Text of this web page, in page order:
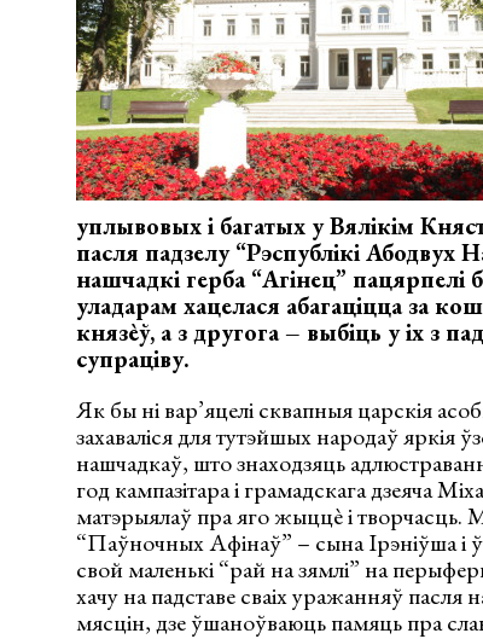
уплывовых і багатых у Вялікім
пасля падзелу “Рэспублікі Абодвух
нашчадкі герба “Агінец”
уладарам хацелася абагаціцца за
князѐў, а з другога – выбіць у іх з
супраціву.
Як бы ні вар’яцелі сквапныя царскія
захаваліся для тутэйшых народаў яркія
нашчадкаў, што знаходзяць
год кампазітара і грамадскага дзеяча
матэрыялаў пра яго жыццѐ і творчасць.
“Паўночных Афінаў” – сына Ірэніўша і
свой маленькі “рай на зямлі” на
хачу на падставе сваіх уражанняў пасля
мясцін, дзе ўшаноўваюць памяць пра